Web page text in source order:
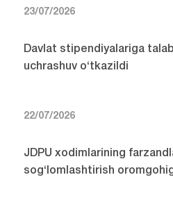
23/07/2026
Davlat stipendiyalariga
uchrashuv o‘tkazildi
22/07/2026
JDPU xodimlarining
sog‘lomlashtirish